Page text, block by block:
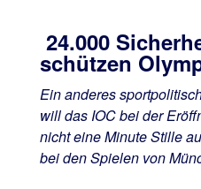
24.000
schützen
Ein anderes
will das IOC bei der
nicht eine Minute Stille
bei den Spielen von